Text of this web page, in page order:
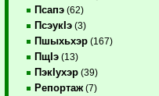
Псапэ (62)
ПсэукIэ (3)
Пшыхьхэр (167)
ПщIэ (13)
ПэкIухэр (39)
Репортаж (7)